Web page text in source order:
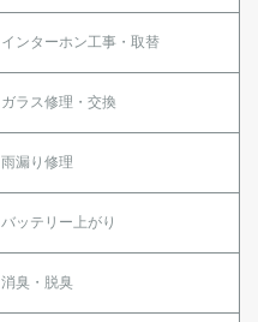
インターホン工事・取替
ガラス修理・交換
雨漏り修理
バッテリー上がり
消臭・脱臭